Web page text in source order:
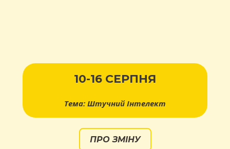
10-16 СЕРПНЯ
Тема: Штучний Інтелект
ПРО ЗМІНУ